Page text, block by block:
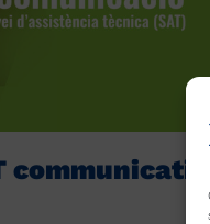
communication